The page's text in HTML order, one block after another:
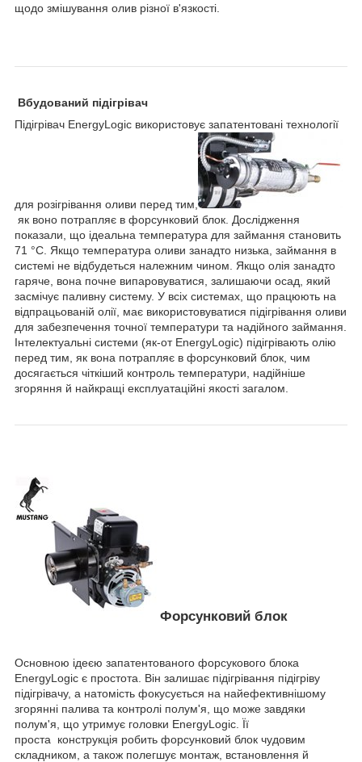
щодо змішування олив різної в'язкості.
Вбудований підігрівач
Підігрівач EnergyLogic використовує запатентовані технології
для розігрівання оливи перед тим,
як воно потрапляє в форсунковий блок. Дослідження
показали, що ідеальна температура для займання становить
71 °C. Якщо температура оливи занадто низька, займання в
системі не відбудеться належним чином. Якщо олія занадто
гаряче, вона почне випаровуватися, залишаючи осад, який
засмічує паливну систему. У всіх системах, що працюють на
відпрацьованій олії, має використовуватися підігрівання оливи
для забезпечення точної температури та надійного займання.
Інтелектуальні системи (як-от EnergyLogic) підігрівають олію
перед тим, як вона потрапляє в форсунковий блок, чим
досягається чіткіший контроль температури, надійніше
згоряння й найкращі експлуатаційні якості загалом.
Форсунковий блок
Основною ідеєю запатентованого форсукового блока
EnergyLogic є простота. Він залишає підігрівання підігріву
підігрівачу, а натомість фокусується на найефективнішому
згорянні палива та контролі полум'я, що може завдяки
полум'я, що утримує головки EnergyLogic. Її
проста конструкція робить форсунковий блок чудовим
складником, а також полегшує монтаж, встановлення й